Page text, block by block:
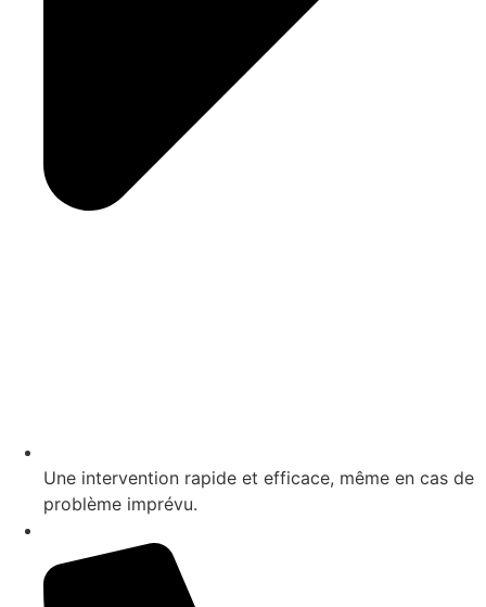
Une intervention rapide et efficace, même en cas de
problème imprévu.